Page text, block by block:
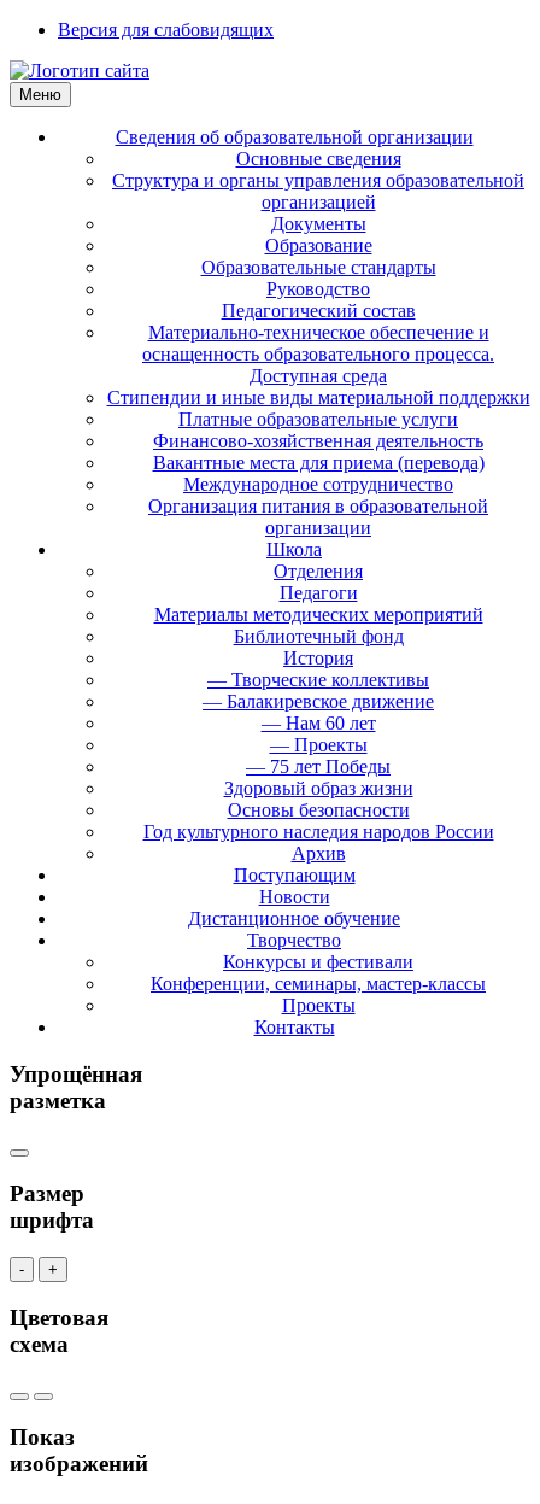
Версия для слабовидящих
Меню
Сведения об образовательной организации
Основные сведения
Структура и органы управления образовательной
организацией
Документы
Образование
Образовательные стандарты
Руководство
Педагогический состав
Материально-техническое обеспечение и
оснащенность образовательного процесса.
Доступная среда
Стипендии и иные виды материальной поддержки
Платные образовательные услуги
Финансово-хозяйственная деятельность
Вакантные места для приема (перевода)
Международное сотрудничество
Организация питания в образовательной
организации
Школа
Отделения
Педагоги
Материалы методических мероприятий
Библиотечный фонд
История
— Творческие коллективы
— Балакиревское движение
— Нам 60 лет
— Проекты
— 75 лет Победы
Здоровый образ жизни
Основы безопасности
Год культурного наследия народов России
Архив
Поступающим
Новости
Дистанционное обучение
Творчество
Конкурсы и фестивали
Конференции, семинары, мастер-классы
Проекты
Контакты
Упрощённая
разметка
Размер
шрифта
- +
Цветовая
схема
Показ
изображений